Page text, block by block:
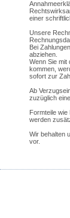
einer
Unsere
Bei
abziehen.
Wenn Sie mit
kommen,
sofort zur
Ab
zuzüglich
Formteile
werden
Wir behalten
vor.